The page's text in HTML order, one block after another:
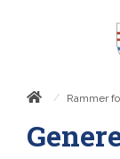
/ Rammer